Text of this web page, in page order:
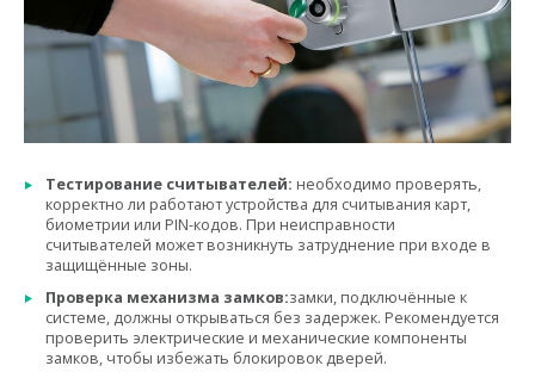
Тестирование считывателей: необходимо проверять,
корректно ли работают устройства для считывания карт,
биометрии или PIN-кодов. При неисправности
считывателей может возникнуть затруднение при входе в
защищённые зоны.
Проверка механизма замков:замки, подключённые к
системе, должны открываться без задержек. Рекомендуется
проверить электрические и механические компоненты
замков, чтобы избежать блокировок дверей.